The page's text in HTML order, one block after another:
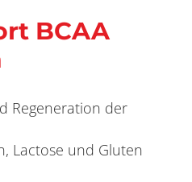
BCAA
Regeneration der
Lactose und Gluten